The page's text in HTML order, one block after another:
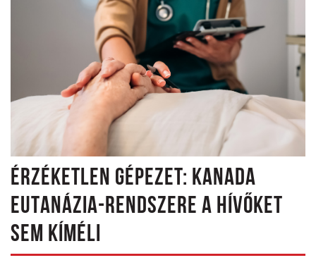
ÉRZÉKETLEN GÉPEZET: KANADA
EUTANÁZIA-RENDSZERE A HÍVŐKET
SEM KÍMÉLI